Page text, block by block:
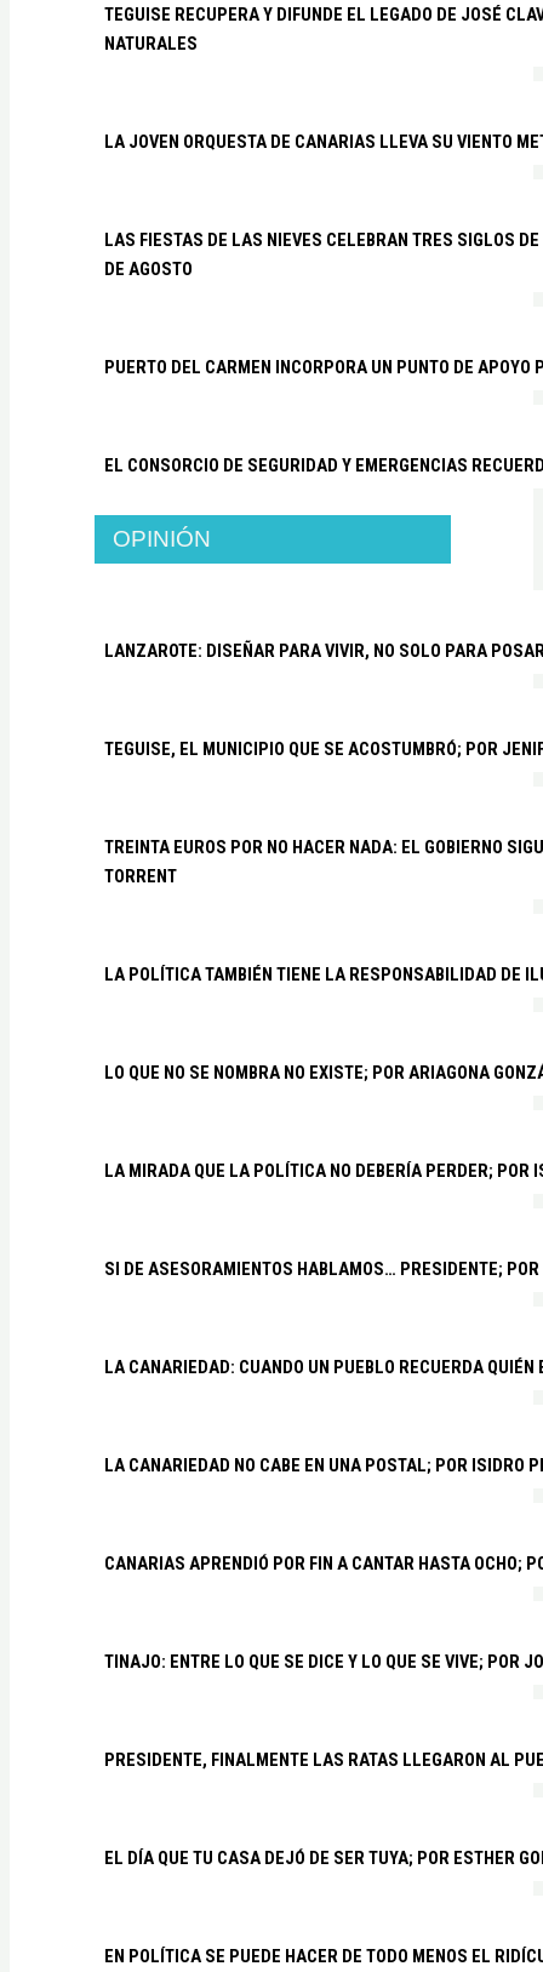
TEGUISE RECUPERA Y DIFUNDE EL LEGADO DE JOSÉ
NATURALES
LA JOVEN ORQUESTA DE CANARIAS LLEVA SU VIENTO
LAS FIESTAS DE LAS NIEVES CELEBRAN TRES SIGLOS
DE AGOSTO
PUERTO DEL CARMEN INCORPORA UN PUNTO DE
EL CONSORCIO DE SEGURIDAD Y EMERGENCIAS
OPINIÓN
LANZAROTE: DISEÑAR PARA VIVIR, NO SOLO PARA
TEGUISE, EL MUNICIPIO QUE SE ACOSTUMBRÓ; POR
TREINTA EUROS POR NO HACER NADA: EL GOBIERNO
TORRENT
LA POLÍTICA TAMBIÉN TIENE LA RESPONSABILIDAD DE
LO QUE NO SE NOMBRA NO EXISTE; POR ARIAGONA
LA MIRADA QUE LA POLÍTICA NO DEBERÍA PERDER; POR
SI DE ASESORAMIENTOS HABLAMOS… PRESIDENTE;
LA CANARIEDAD: CUANDO UN PUEBLO RECUERDA QUIÉN
LA CANARIEDAD NO CABE EN UNA POSTAL; POR ISIDRO
CANARIAS APRENDIÓ POR FIN A CANTAR HASTA OCHO;
TINAJO: ENTRE LO QUE SE DICE Y LO QUE SE VIVE; POR
PRESIDENTE, FINALMENTE LAS RATAS LLEGARON AL
EL DÍA QUE TU CASA DEJÓ DE SER TUYA; POR ESTHER
EN POLÍTICA SE PUEDE HACER DE TODO MENOS EL